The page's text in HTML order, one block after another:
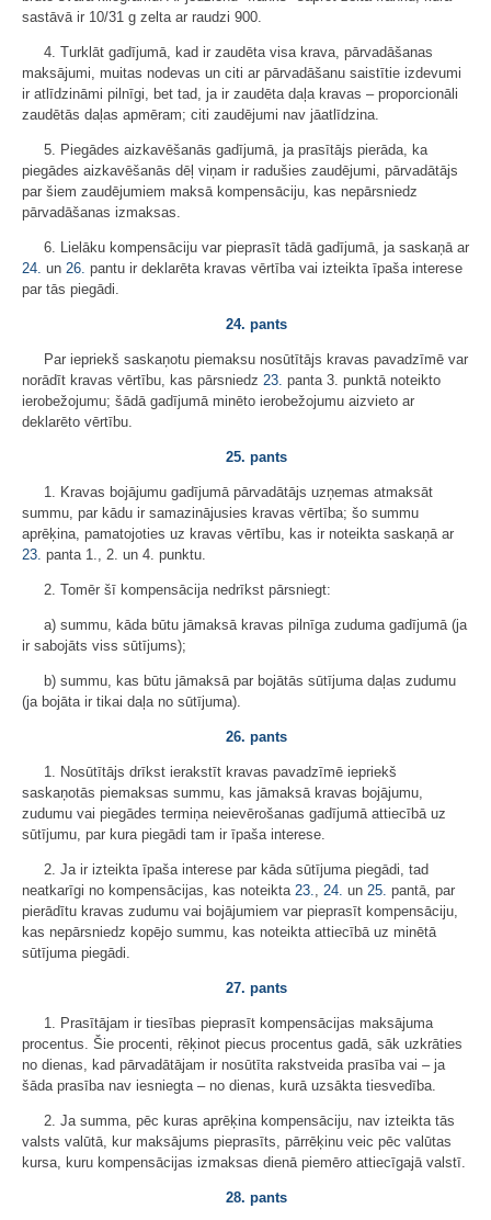
sastāvā ir 10/31 g zelta ar raudzi 900.
4. Turklāt gadījumā, kad ir zaudēta visa krava, pārvadāšanas
maksājumi, muitas nodevas un citi ar pārvadāšanu saistītie izdevumi
ir atlīdzināmi pilnīgi, bet tad, ja ir zaudēta daļa kravas – proporcionāli
zaudētās daļas apmēram; citi zaudējumi nav jāatlīdzina.
5. Piegādes aizkavēšanās gadījumā, ja prasītājs pierāda, ka
piegādes aizkavēšanās dēļ viņam ir radušies zaudējumi, pārvadātājs
par šiem zaudējumiem maksā kompensāciju, kas nepārsniedz
pārvadāšanas izmaksas.
6. Lielāku kompensāciju var pieprasīt tādā gadījumā, ja saskaņā ar
24. un 26. pantu ir deklarēta kravas vērtība vai izteikta īpaša interese
par tās piegādi.
24. pants
Par iepriekš saskaņotu piemaksu nosūtītājs kravas pavadzīmē var
norādīt kravas vērtību, kas pārsniedz 23. panta 3. punktā noteikto
ierobežojumu; šādā gadījumā minēto ierobežojumu aizvieto ar
deklarēto vērtību.
25. pants
1. Kravas bojājumu gadījumā pārvadātājs uzņemas atmaksāt
summu, par kādu ir samazinājusies kravas vērtība; šo summu
aprēķina, pamatojoties uz kravas vērtību, kas ir noteikta saskaņā ar
23. panta 1., 2. un 4. punktu.
2. Tomēr šī kompensācija nedrīkst pārsniegt:
a) summu, kāda būtu jāmaksā kravas pilnīga zuduma gadījumā (ja
ir sabojāts viss sūtījums);
b) summu, kas būtu jāmaksā par bojātās sūtījuma daļas zudumu
(ja bojāta ir tikai daļa no sūtījuma).
26. pants
1. Nosūtītājs drīkst ierakstīt kravas pavadzīmē iepriekš
saskaņotās piemaksas summu, kas jāmaksā kravas bojājumu,
zudumu vai piegādes termiņa neievērošanas gadījumā attiecībā uz
sūtījumu, par kura piegādi tam ir īpaša interese.
2. Ja ir izteikta īpaša interese par kāda sūtījuma piegādi, tad
neatkarīgi no kompensācijas, kas noteikta 23., 24. un 25. pantā, par
pierādītu kravas zudumu vai bojājumiem var pieprasīt kompensāciju,
kas nepārsniedz kopējo summu, kas noteikta attiecībā uz minētā
sūtījuma piegādi.
27. pants
1. Prasītājam ir tiesības pieprasīt kompensācijas maksājuma
procentus. Šie procenti, rēķinot piecus procentus gadā, sāk uzkrāties
no dienas, kad pārvadātājam ir nosūtīta rakstveida prasība vai – ja
šāda prasība nav iesniegta – no dienas, kurā uzsākta tiesvedība.
2. Ja summa, pēc kuras aprēķina kompensāciju, nav izteikta tās
valsts valūtā, kur maksājums pieprasīts, pārrēķinu veic pēc valūtas
kursa, kuru kompensācijas izmaksas dienā piemēro attiecīgajā valstī.
28. pants